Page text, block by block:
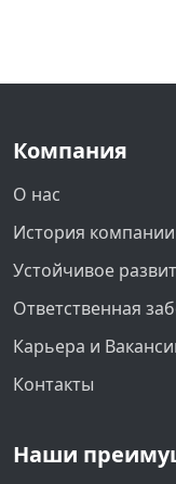
Компания
О нас
История компании
Устойчивое
Ответственная
Карьера и
Контакты
Наши